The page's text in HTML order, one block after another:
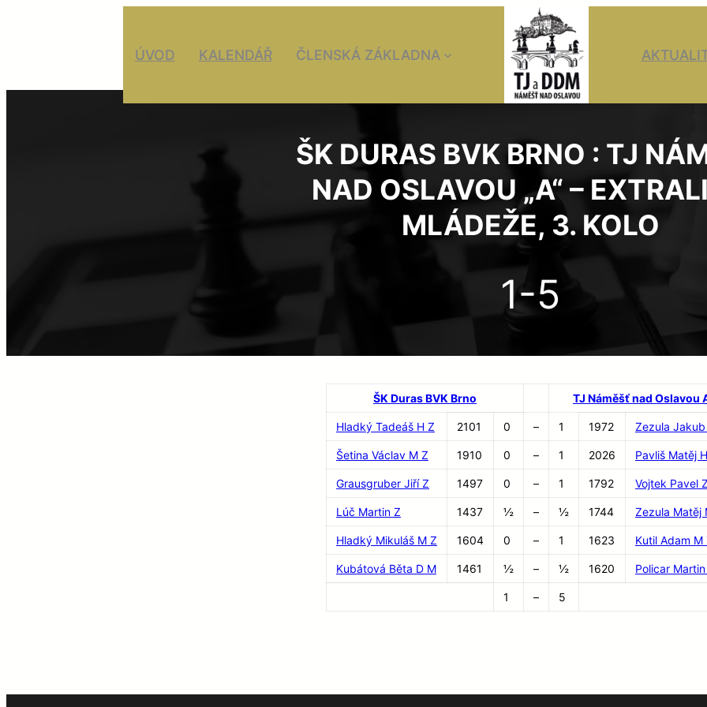
ÚVOD KALENDÁŘ ČLENSKÁ ZÁKLADNA
ŠK DURAS BVK BRNO : TJ
NAD OSLAVOU „A“ –
MLÁDEŽE, 3. KOLO
1-5
ŠK Duras BVK Brno TJ Náměšť nad Oslavou
Hladký Tadeáš H Z 2101 0 – 1 1972 Zezula Jakub
Šetina Václav M Z 1910 0 – 1 2026 Pavliš Matěj
Grausgruber Jiří Z 1497 0 – 1 1792 Vojtek Pavel Z
Lúč Martin Z 1437 ½ – ½ 1744 Zezula Matěj
Hladký Mikuláš M Z 1604 0 – 1 1623 Kutil Adam M
Kubátová Běta D M 1461 ½ – ½ 1620 Policar
1 – 5